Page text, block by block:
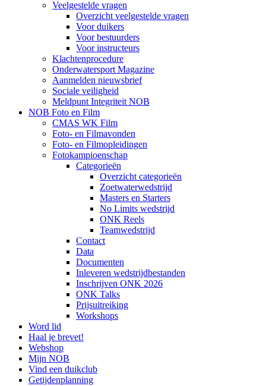
Veelgestelde vragen
Overzicht veelgestelde vragen
Voor duikers
Voor bestuurders
Voor instructeurs
Klachtenprocedure
Onderwatersport Magazine
Aanmelden nieuwsbrief
Sociale veiligheid
Meldpunt Integriteit NOB
NOB Foto en Film
CMAS WK Film
Foto- en Filmavonden
Foto- en Filmopleidingen
Fotokampioenschap
Categorieën
Overzicht categorieën
Zoetwaterwedstrijd
Masters en Starters
No Limits wedstrijd
ONK Reels
Teamwedstrijd
Contact
Data
Documenten
Inleveren wedstrijdbestanden
Inschrijven ONK 2026
ONK Talks
Prijsuitreiking
Workshops
Word lid
Haal je brevet!
Webshop
Mijn NOB
Vind een duikclub
Getijdenplanning